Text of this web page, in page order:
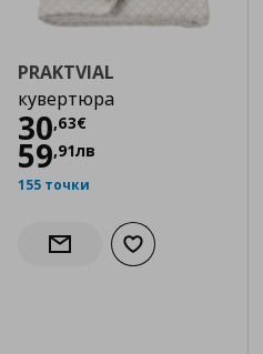
PRAKTVIAL
кувертюра
30,63€
Цена
59,91лв
155 точки
Информирай ме за
Добави към